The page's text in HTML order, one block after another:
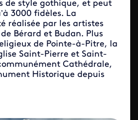
de style gothique, et peut
3000 fidèles. La
réalisée par les artistes
Bérard et Budan. Plus
de Pointe-à-Pitre, la
Saint-Pierre et Saint-
Cathédrale,
Historique depuis